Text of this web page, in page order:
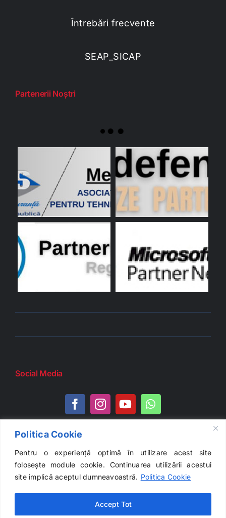
Politica Cookie
Pentru o experiență optimă în utilizare acest site
folosește module cookie. Continuarea utilizării acestui
site implică aceptul dumneavoastră. Politica Cookie
Accept Tot
Întrebări frecvente
SEAP_SICAP
Partenerii Noștri
Social Media
Litigii